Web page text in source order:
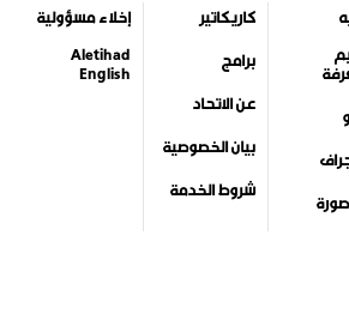
كاريكاتير
برامج
عن الاتحاد
بيان الخصوصية
شروط الخدمة
إخلاء مسؤولية
Aletihad
English